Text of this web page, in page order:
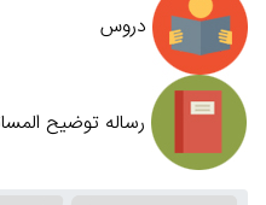
دروس
رساله توضیح المسائل